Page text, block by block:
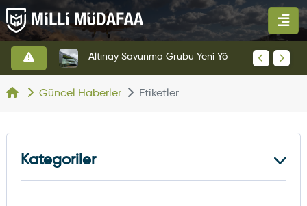
Güncel Haberler Etiketler
Kategoriler